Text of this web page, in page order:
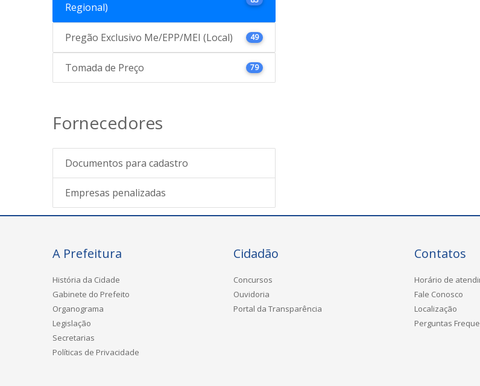
Regional)
Pregão Exclusivo Me/EPP/MEI (Local) 49
Tomada de Preço 79
Fornecedores
Documentos para cadastro
Empresas penalizadas
A Prefeitura
História da Cidade
Gabinete do Prefeito
Organograma
Legislação
Secretarias
Políticas de Privacidade
Cidadão
Concursos
Ouvidoria
Portal da Transparência
Contatos
Horário de
Fale Conosco
Localização
Perguntas